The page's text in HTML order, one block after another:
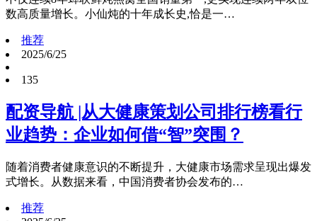
数高质量增长。小仙炖的十年成长史,恰是一…
推荐
2025/6/25
135
配资导航 |从大健康策划公司排行榜看行
业趋势：企业如何借“智”突围？
随着消费者健康意识的不断提升，大健康市场需求呈现出爆发
式增长。从数据来看，中国消费者协会发布的…
推荐